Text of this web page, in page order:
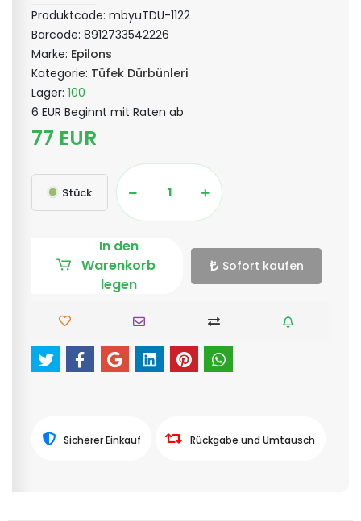
Produktcode: mbyuTDU-1122
Barcode: 8912733542226
Marke: Epilons
Kategorie: Tüfek Dürbünleri
Lager: 100
6 EUR Beginnt mit Raten ab
77 EUR
Stück
In den
Warenkorb
legen
Sofort kaufen
Sicherer Einkauf Rückgabe und Umtausch